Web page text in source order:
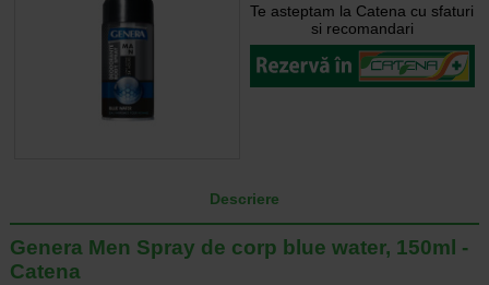
Te asteptam la Catena cu sfaturi
si recomandari
Descriere
Genera Men Spray de corp blue water, 150ml -
Catena